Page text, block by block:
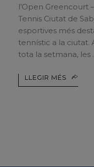
l’Open Greencourt
Tennis Ciutat de
esportives més
tennístic a la ciutat.
tota la setmana, les
LLEGIR MÉS